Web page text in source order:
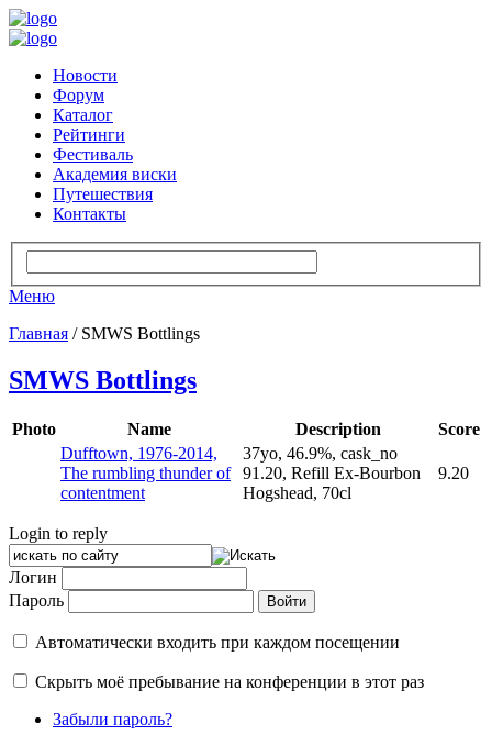
Новости
Форум
Каталог
Рейтинги
Фестиваль
Академия виски
Путешествия
Контакты
Меню
Главная / SMWS Bottlings
SMWS Bottlings
Photo Name Description
Score
Dufftown, 1976-2014,
The rumbling thunder of
contentment
37yo, 46.9%, cask_no
91.20, Refill Ex-Bourbon
Hogshead, 70cl
9.20
Login to reply
Логин
Пароль
Автоматически входить при каждом посещении
Скрыть моё пребывание на конференции в этот раз
Забыли пароль?